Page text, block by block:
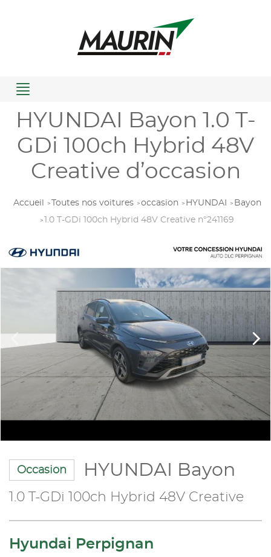
Menu
HYUNDAI Bayon 1.0 T-
GDi 100ch Hybrid 48V
Creative d’occasion
Accueil Toutes nos voitures occasion HYUNDAI
Bayon
1.0 T-GDi 100ch Hybrid 48V Creative n°241169
Occasion HYUNDAI Bayon
1.0 T-GDi 100ch Hybrid 48V Creative
Hyundai Perpignan